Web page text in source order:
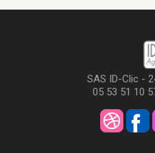
SAS ID-Clic -
05 53 51 10